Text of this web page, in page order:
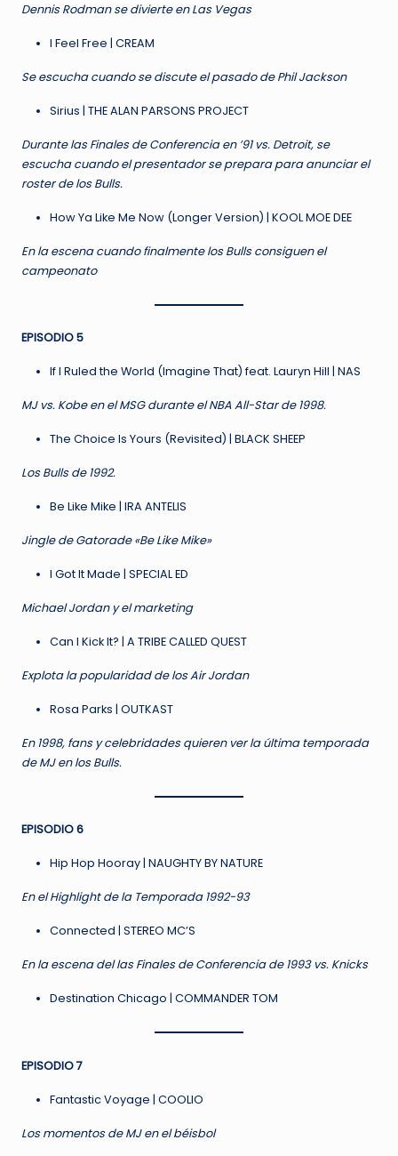
Dennis Rodman se divierte en Las Vegas
I Feel Free | CREAM
Se escucha cuando se discute el pasado de Phil Jackson
Sirius | THE ALAN PARSONS PROJECT
Durante las Finales de Conferencia en ’91 vs. Detroit, se
escucha cuando el presentador se prepara para anunciar el
roster de los Bulls.
How Ya Like Me Now (Longer Version) | KOOL MOE DEE
En la escena cuando finalmente los Bulls consiguen el
campeonato
EPISODIO 5
If I Ruled the World (Imagine That) feat. Lauryn Hill | NAS
MJ vs. Kobe en el MSG durante el NBA All-Star de 1998.
The Choice Is Yours (Revisited) | BLACK SHEEP
Los Bulls de 1992.
Be Like Mike | IRA ANTELIS
Jingle de Gatorade «Be Like Mike»
I Got It Made | SPECIAL ED
Michael Jordan y el marketing
Can I Kick It? | A TRIBE CALLED QUEST
Explota la popularidad de los Air Jordan
Rosa Parks | OUTKAST
En 1998, fans y celebridades quieren ver la última temporada
de MJ en los Bulls.
EPISODIO 6
Hip Hop Hooray | NAUGHTY BY NATURE
En el Highlight de la Temporada 1992-93
Connected | STEREO MC’S
En la escena del las Finales de Conferencia de 1993 vs. Knicks
Destination Chicago | COMMANDER TOM
EPISODIO 7
Fantastic Voyage | COOLIO
Los momentos de MJ en el béisbol